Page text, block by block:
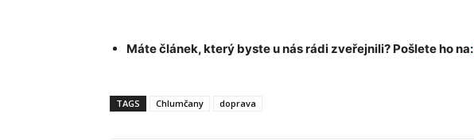
Máte článek, který byste u nás rádi zveřejnili? Pošlete ho na:
TAGS Chlumčany doprava